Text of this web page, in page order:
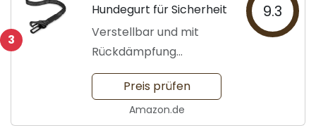
3
Hundegurt für Sicherheit
Verstellbar und mit
Rückdämpfung
ausgestattet
9.3
Preis prüfen
Amazon.de